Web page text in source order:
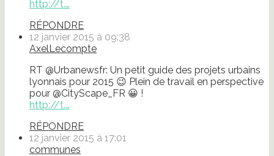
http://t.…
RÉPONDRE
12 janvier 2015 à 09:38
AxelLecompte
RT @Urbanewsfr: Un petit guide des projets urbains
lyonnais pour 2015 😉 Plein de travail en perspective
pour @CityScape_FR 😀 !
http://t.…
RÉPONDRE
12 janvier 2015 à 17:01
communes